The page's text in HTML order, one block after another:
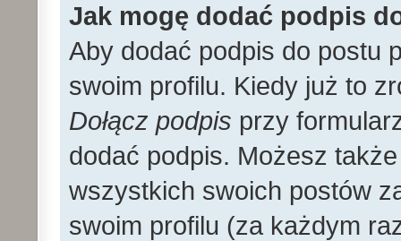
Jak mogę dodać podpis
Aby dodać podpis do postu
swoim profilu. Kiedy już to
Dołącz podpis przy
dodać podpis. Możesz
wszystkich swoich postów
swoim profilu (za każdym